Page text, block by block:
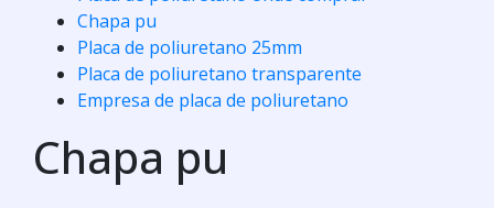
Chapa pu
Placa de poliuretano 25mm
Placa de poliuretano transparente
Empresa de placa de poliuretano
Chapa pu